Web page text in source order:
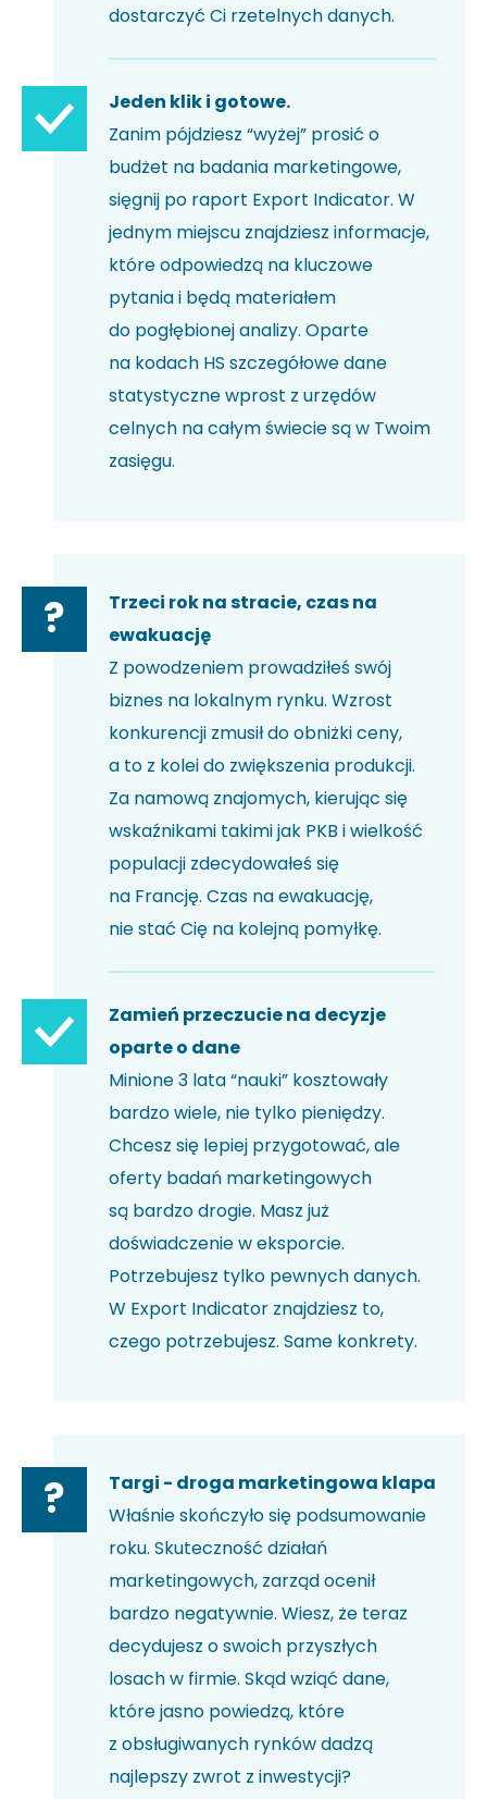
dostarczyć Ci rzetelnych danych.
Jeden klik i gotowe.
Zanim pójdziesz “wyżej” prosić o
budżet na badania marketingowe,
sięgnij po raport Export Indicator. W
jednym miejscu znajdziesz informacje,
które odpowiedzą na kluczowe
pytania i będą materiałem
do pogłębionej analizy. Oparte
na kodach HS szczegółowe dane
statystyczne wprost z urzędów
celnych na całym świecie są w Twoim
zasięgu.
?
Trzeci rok na stracie, czas na
ewakuację
Z powodzeniem prowadziłeś swój
biznes na lokalnym rynku. Wzrost
konkurencji zmusił do obniżki ceny,
a to z kolei do zwiększenia produkcji.
Za namową znajomych, kierując się
wskaźnikami takimi jak PKB i wielkość
populacji zdecydowałeś się
na Francję. Czas na ewakuację,
nie stać Cię na kolejną pomyłkę.
Zamień przeczucie na decyzje
oparte o dane
Minione 3 lata “nauki” kosztowały
bardzo wiele, nie tylko pieniędzy.
Chcesz się lepiej przygotować, ale
oferty badań marketingowych
są bardzo drogie. Masz już
doświadczenie w eksporcie.
Potrzebujesz tylko pewnych danych.
W Export Indicator znajdziesz to,
czego potrzebujesz. Same konkrety.
?
Targi - droga marketingowa klapa
Właśnie skończyło się podsumowanie
roku. Skuteczność działań
marketingowych, zarząd ocenił
bardzo negatywnie. Wiesz, że teraz
decydujesz o swoich przyszłych
losach w firmie. Skąd wziąć dane,
które jasno powiedzą, które
z obsługiwanych rynków dadzą
najlepszy zwrot z inwestycji?